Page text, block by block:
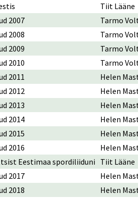
Tiit Lääne
2007
Tarmo
2008
Tarmo
2009
Tarmo
2010
Tarmo
2011
Helen
2012
Helen
2013
Helen
2014
Helen
2015
Helen
2016
Helen
Eestimaa spordiliiduni Tiit Lääne
2017
Helen
2018
Helen